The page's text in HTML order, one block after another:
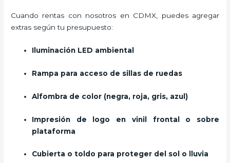
Cuando rentas con nosotros en CDMX, puedes agregar
extras según tu presupuesto:
Iluminación LED ambiental
Rampa para acceso de sillas de ruedas
Alfombra de color (negra, roja, gris, azul)
Impresión de logo en vinil frontal o sobre
plataforma
Cubierta o toldo para proteger del sol o lluvia